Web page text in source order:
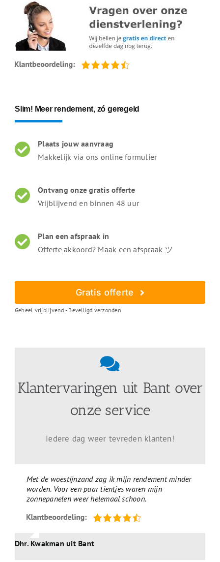
Slim! Meer rendement, zó geregeld
Plaats jouw aanvraag
Makkelijk via ons online formulier
Ontvang onze gratis offerte
Vrijblijvend en binnen 48 uur
Plan een afspraak in
Offerte akkoord? Maak een afspraak ツ
Gratis offerte
Geheel vrijblijvend - Beveiligd verzonden
Klantervaringen uit Bant over
onze service
Iedere dag weer tevreden klanten!
Met de woestijnzand zag ik mijn rendement minder
worden. Voor een paar tientjes waren mijn
zonnepanelen weer helemaal schoon.
Dhr. Kwakman uit Bant